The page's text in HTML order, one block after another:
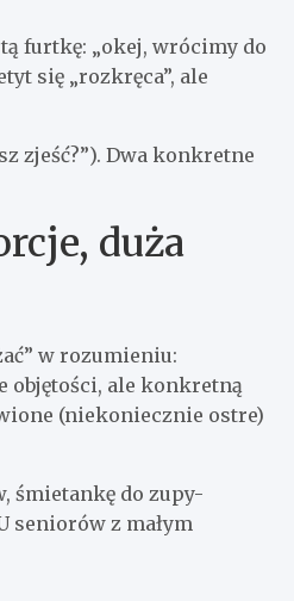
furtkę: „okej, wrócimy do
się „rozkręca”, ale
zjeść?”). Dwa konkretne
duża
w rozumieniu:
objętości, ale konkretną
(niekoniecznie ostre)
śmietankę do zupy-
seniorów z małym